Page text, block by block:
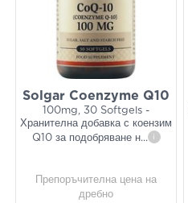
Solgar Coenzyme Q10
100mg, 30 Softgels -
Хранителна добавка с коензим
Q10 за подобряване н... i
Препоръчителна цена на
дребно